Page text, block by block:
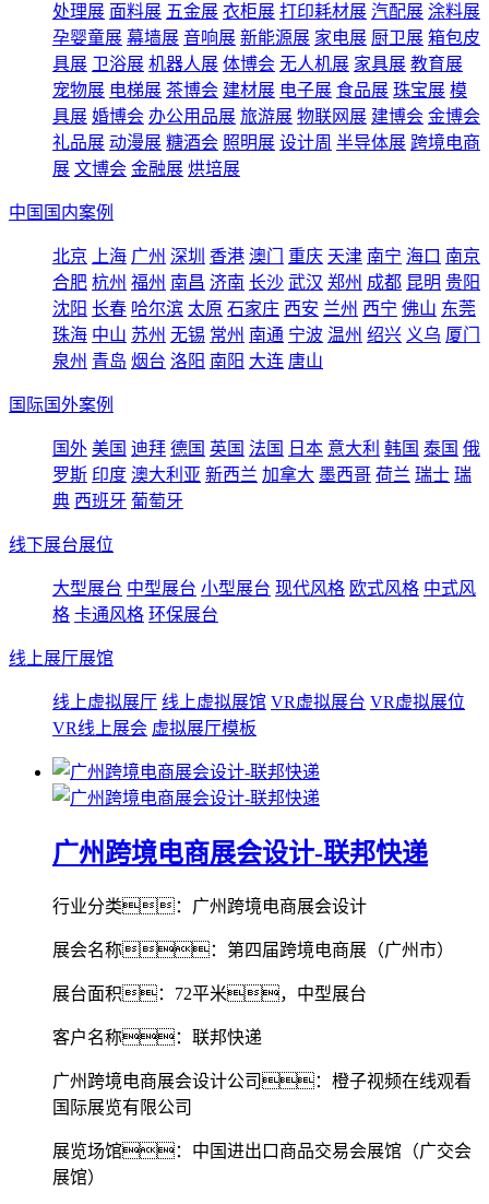
处理展 面料展 五金展 衣柜展 打印耗材展 汽配展 涂料展
孕婴童展 幕墙展 音响展 新能源展 家电展 厨卫展 箱包皮
具展 卫浴展 机器人展 体博会 无人机展 家具展 教育展
宠物展 电梯展 茶博会 建材展 电子展 食品展 珠宝展 模
具展 婚博会 办公用品展 旅游展 物联网展 建博会 金博会
礼品展 动漫展 糖酒会 照明展 设计周 半导体展 跨境电商
展 文博会 金融展 烘培展
中国国内案例
北京 上海 广州 深圳 香港 澳门 重庆 天津 南宁 海口 南京
合肥 杭州 福州 南昌 济南 长沙 武汉 郑州 成都 昆明 贵阳
沈阳 长春 哈尔滨 太原 石家庄 西安 兰州 西宁 佛山 东莞
珠海 中山 苏州 无锡 常州 南通 宁波 温州 绍兴 义乌 厦门
泉州 青岛 烟台 洛阳 南阳 大连 唐山
国际国外案例
国外 美国 迪拜 德国 英国 法国 日本 意大利 韩国 泰国 俄
罗斯 印度 澳大利亚 新西兰 加拿大 墨西哥 荷兰 瑞士 瑞
典 西班牙 葡萄牙
线下展台展位
大型展台 中型展台 小型展台 现代风格 欧式风格 中式风
格 卡通风格 环保展台
线上展厅展馆
线上虚拟展厅 线上虚拟展馆 VR虚拟展台 VR虚拟展位
VR线上展会 虚拟展厅模板
广州跨境电商展会设计-联邦快递
行业分类：广州跨境电商展会设计
展会名称：第四届跨境电商展（广州市）
展台面积：72平米，中型展台
客户名称：联邦快递
广州跨境电商展会设计公司：橙子视频在线观看
国际展览有限公司
展览场馆：中国进出口商品交易会展馆（广交会
展馆）